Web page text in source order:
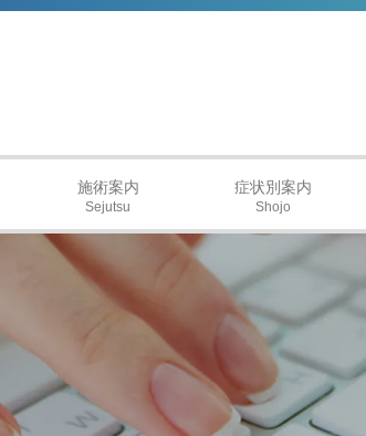
施術案内
Sejutsu
症状別案内
Shojo